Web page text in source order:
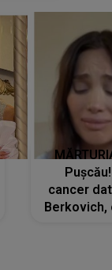
cancer
Berkovich,